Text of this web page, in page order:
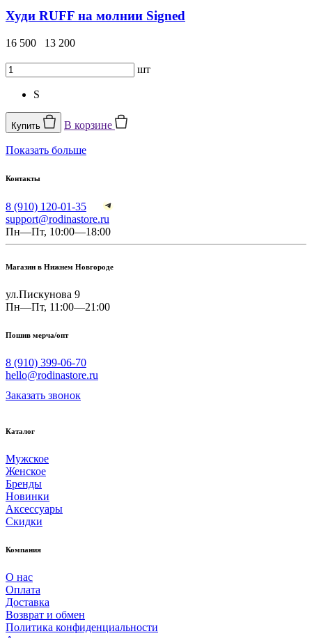
Худи RUFF на молнии Signed
16 500 13 200
шт
S
Купить В корзине
Показать больше
Контакты
8 (910) 120-01-35
support@rodinastore.ru
Пн—Пт, 10:00—18:00
Магазин в Нижнем Новгороде
ул.Пискунова 9
Пн—Пт, 11:00—21:00
Пошив мерча/опт
8 (910) 399-06-70
hello@rodinastore.ru
Заказать звонок
Каталог
Мужское
Женское
Бренды
Новинки
Аксессуары
Скидки
Компания
О нас
Оплата
Доставка
Возврат и обмен
Политика конфиденциальности